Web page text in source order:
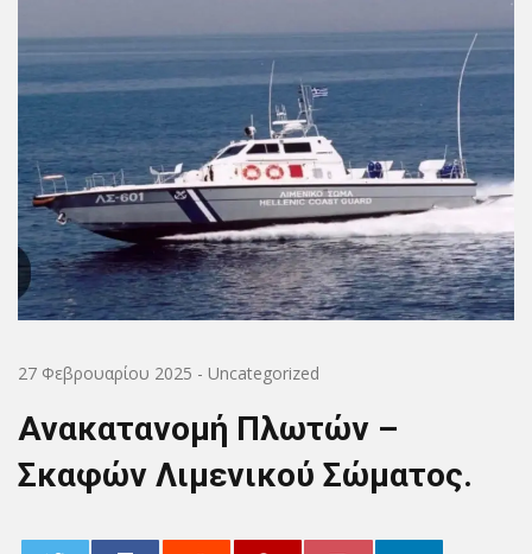
27 Φεβρουαρίου 2025 - Uncategorized
Ανακατανομή Πλωτών –
Σκαφών Λιμενικού Σώματος.